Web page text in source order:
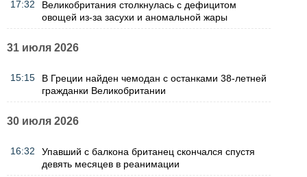
17:32
Великобритания столкнулась с дефицитом
овощей из-за засухи и аномальной жары
31 июля 2026
15:15
В Греции найден чемодан с останками 38-летней
гражданки Великобритании
30 июля 2026
16:32
Упавший с балкона британец скончался спустя
девять месяцев в реанимации